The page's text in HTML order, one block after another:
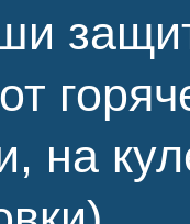
на